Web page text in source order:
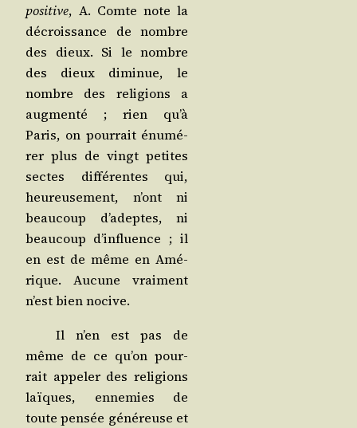
posi­tive, A. Comte note la
décrois­sance de nombre
des dieux. Si le nombre
des dieux dimi­nue, le
nombre des reli­gions a
aug­men­té ; rien qu’à
Paris, on pour­rait énu­mé­
rer plus de vingt petites
sectes dif­fé­rentes qui,
heu­reu­se­ment, n’ont ni
beau­coup d’adeptes, ni
beau­coup d’influence ; il
en est de même en Amé­
rique. Aucune vrai­ment
n’est bien nocive.
Il n’en est pas de
même de ce qu’on pour­
rait appe­ler des reli­gions
laïques, enne­mies de
toute pen­sée géné­reuse et